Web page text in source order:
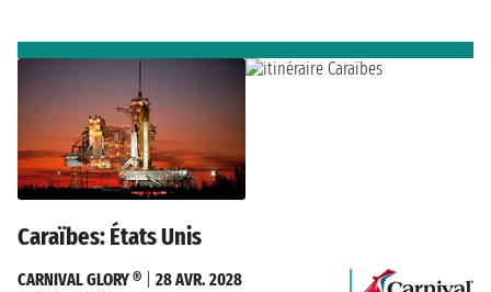
Caraïbes: États Unis
CARNIVAL GLORY ®
28 AVR. 2028